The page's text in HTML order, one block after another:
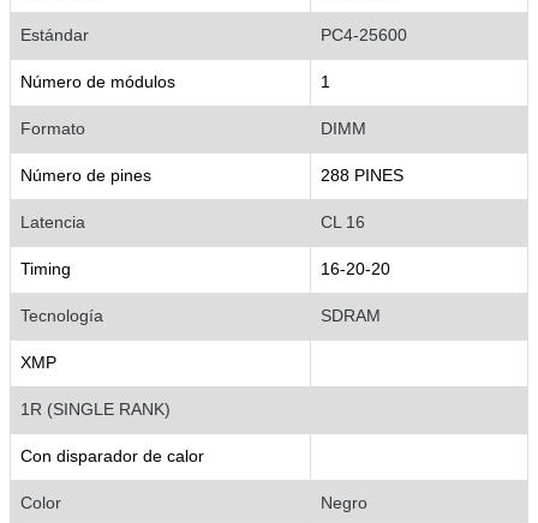
Estándar PC4-25600
Número de módulos 1
Formato DIMM
Número de pines 288 PINES
Latencia CL 16
Timing 16-20-20
Tecnología SDRAM
XMP
1R (SINGLE RANK)
Con disparador de calor
Color Negro